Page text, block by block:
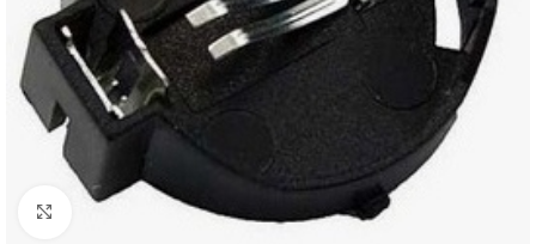
Нажмите, чтобы увеличить